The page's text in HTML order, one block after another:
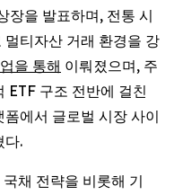
장을 발표하며, 전통 시
티자산 거래 환경을 강
을 통해 이뤄졌으며, 주
ETF 구조 전반에 걸친
에서 글로벌 시장 사이
다.
채 전략을 비롯해 기